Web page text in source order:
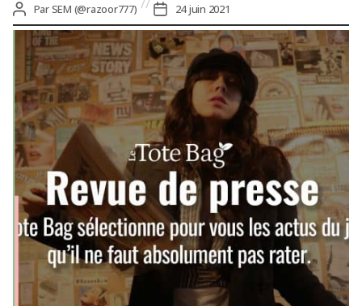
Auteur
de
l’article
ParSEM (@razoor777)
Date
de
l’article
24 juin 2021